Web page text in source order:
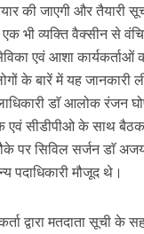
की जाएगी और
एक भी व्यक्ति वैक्सीन से
एवं आशा
के बारें में यह जानकारी
डाॅ आलोक रंजन
एवं सीडीपीओ के साथ
पर सिविल सर्जन डाॅ अजय
पदाधिकारी मौजूद थे।
द्वारा मतदाता सूची के